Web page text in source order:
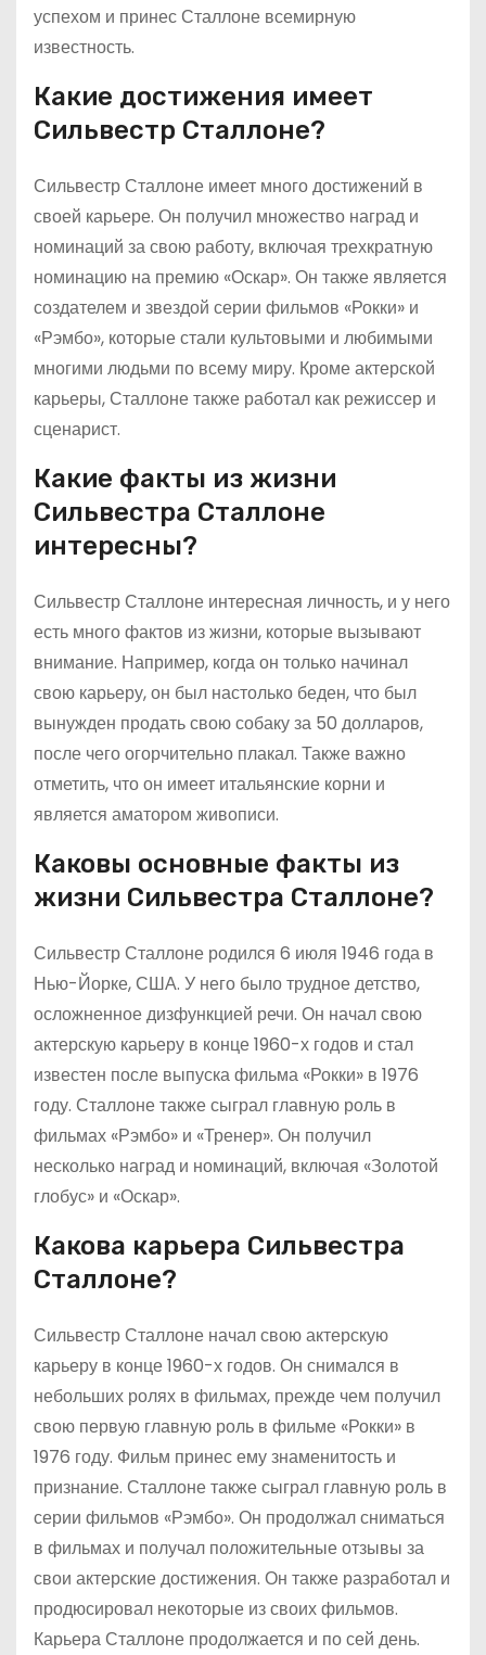
успехом и принес Сталлоне всемирную
известность.
Какие достижения имеет
Сильвестр Сталлоне?
Сильвестр Сталлоне имеет много достижений в
своей карьере. Он получил множество наград и
номинаций за свою работу, включая трехкратную
номинацию на премию «Оскар». Он также является
создателем и звездой серии фильмов «Рокки» и
«Рэмбо», которые стали культовыми и любимыми
многими людьми по всему миру. Кроме актерской
карьеры, Сталлоне также работал как режиссер и
сценарист.
Какие факты из жизни
Сильвестра Сталлоне
интересны?
Сильвестр Сталлоне интересная личность, и у него
есть много фактов из жизни, которые вызывают
внимание. Например, когда он только начинал
свою карьеру, он был настолько беден, что был
вынужден продать свою собаку за 50 долларов,
после чего огорчительно плакал. Также важно
отметить, что он имеет итальянские корни и
является аматором живописи.
Каковы основные факты из
жизни Сильвестра Сталлоне?
Сильвестр Сталлоне родился 6 июля 1946 года в
Нью-Йорке, США. У него было трудное детство,
осложненное дизфункцией речи. Он начал свою
актерскую карьеру в конце 1960-х годов и стал
известен после выпуска фильма «Рокки» в 1976
году. Сталлоне также сыграл главную роль в
фильмах «Рэмбо» и «Тренер». Он получил
несколько наград и номинаций, включая «Золотой
глобус» и «Оскар».
Какова карьера Сильвестра
Сталлоне?
Сильвестр Сталлоне начал свою актерскую
карьеру в конце 1960-х годов. Он снимался в
небольших ролях в фильмах, прежде чем получил
свою первую главную роль в фильме «Рокки» в
1976 году. Фильм принес ему знаменитость и
признание. Сталлоне также сыграл главную роль в
серии фильмов «Рэмбо». Он продолжал сниматься
в фильмах и получал положительные отзывы за
свои актерские достижения. Он также разработал и
продюсировал некоторые из своих фильмов.
Карьера Сталлоне продолжается и по сей день.